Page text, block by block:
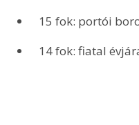
15 fok: portói
14 fok: fiatal